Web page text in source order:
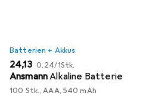
Batterien + Akkus
EUR
24,13 EUR
0,24/1Stk.
AnsmannAlkaline Batterie
100 Stk., AAA, 540 mAh